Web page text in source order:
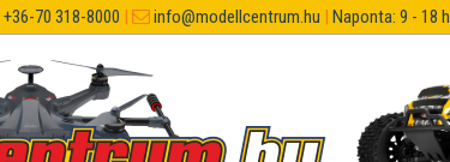
+36-70 318-8000 | info@modellcentrum.hu | Naponta: 9 - 18 h